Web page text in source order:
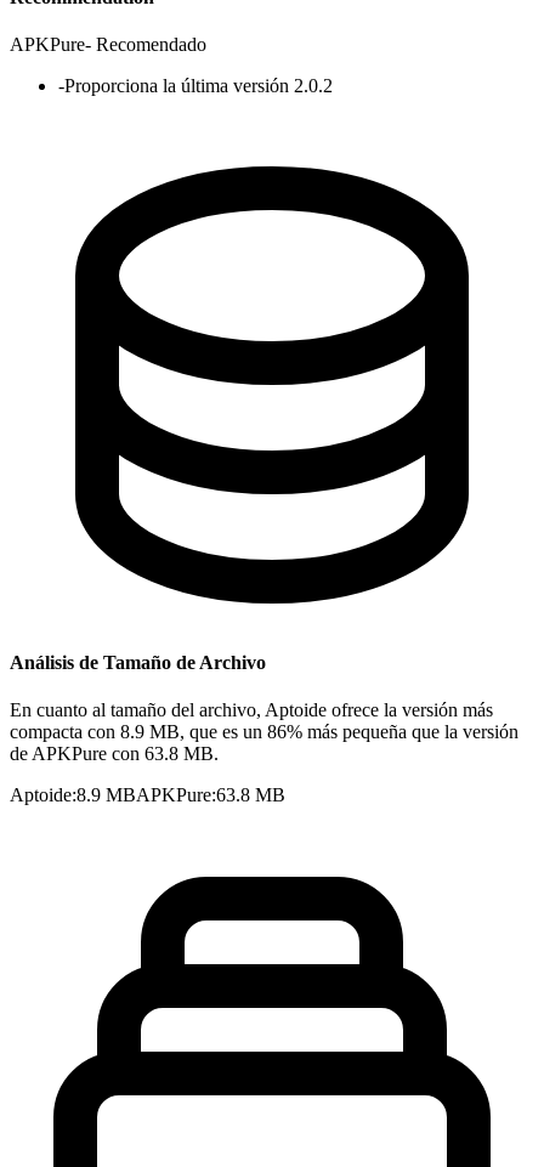
APKPure- Recomendado
-Proporciona la última versión 2.0.2
Análisis de Tamaño de Archivo
En cuanto al tamaño del archivo, Aptoide ofrece la versión más
compacta con 8.9 MB, que es un 86% más pequeña que la versión
de APKPure con 63.8 MB.
Aptoide:8.9 MBAPKPure:63.8 MB